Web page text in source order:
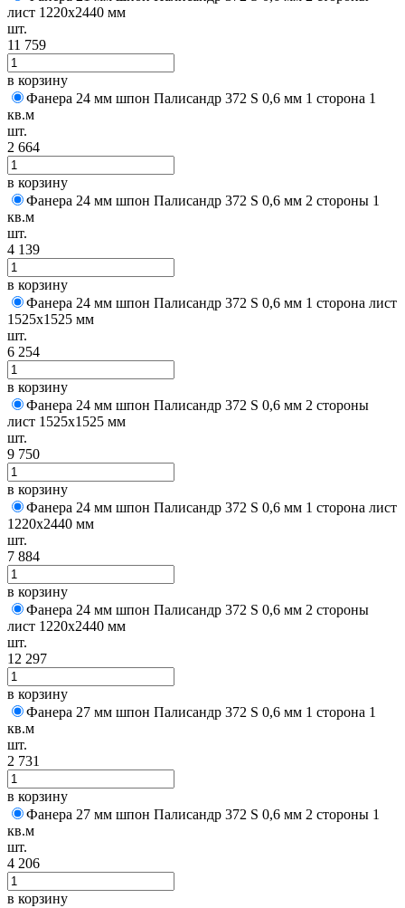
лист 1220х2440 мм
шт.
11 759
в корзину
Фанера 24 мм шпон Палисандр 372 S 0,6 мм 1 сторона 1
кв.м
шт.
2 664
в корзину
Фанера 24 мм шпон Палисандр 372 S 0,6 мм 2 стороны 1
кв.м
шт.
4 139
в корзину
Фанера 24 мм шпон Палисандр 372 S 0,6 мм 1 сторона лист
1525х1525 мм
шт.
6 254
в корзину
Фанера 24 мм шпон Палисандр 372 S 0,6 мм 2 стороны
лист 1525х1525 мм
шт.
9 750
в корзину
Фанера 24 мм шпон Палисандр 372 S 0,6 мм 1 сторона лист
1220х2440 мм
шт.
7 884
в корзину
Фанера 24 мм шпон Палисандр 372 S 0,6 мм 2 стороны
лист 1220х2440 мм
шт.
12 297
в корзину
Фанера 27 мм шпон Палисандр 372 S 0,6 мм 1 сторона 1
кв.м
шт.
2 731
в корзину
Фанера 27 мм шпон Палисандр 372 S 0,6 мм 2 стороны 1
кв.м
шт.
4 206
в корзину